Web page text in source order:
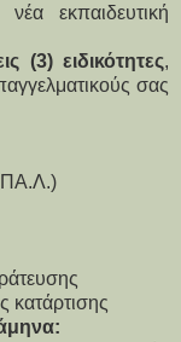
εκπαιδευτική
(3) ειδικότητες,
σας
κατάρτισης